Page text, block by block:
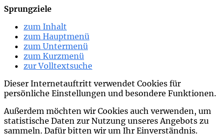
Sprungziele
zum Inhalt
zum Hauptmenü
zum Untermenü
zum Kurzmenü
zur Volltextsuche
Dieser Internetauftritt verwendet Cookies für
persönliche Einstellungen und besondere Funktionen.
Außerdem möchten wir Cookies auch verwenden, um
statistische Daten zur Nutzung unseres Angebots zu
sammeln. Dafür bitten wir um Ihr Einverständnis.